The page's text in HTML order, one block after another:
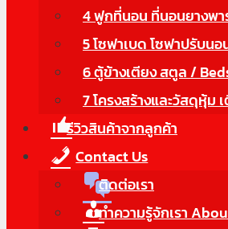
4 ฟูกที่นอน ที่นอนยางพา
5 โซฟาเบด โซฟาปรับน
6 ตู้ข้างเตียง สตูล /
7 โครงสร้างและวัสดุหุ้ม
รีวิวสินค้าจากลูกค้า
Contact Us
ติดต่อเรา
ทำความรู้จักเรา